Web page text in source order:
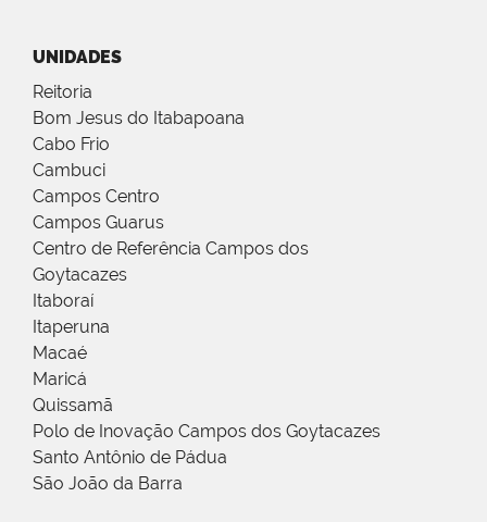
UNIDADES
Reitoria
Bom Jesus do Itabapoana
Cabo Frio
Cambuci
Campos Centro
Campos Guarus
Centro de Referência Campos dos
Goytacazes
Itaboraí
Itaperuna
Macaé
Maricá
Quissamã
Polo de Inovação Campos dos Goytacazes
Santo Antônio de Pádua
São João da Barra